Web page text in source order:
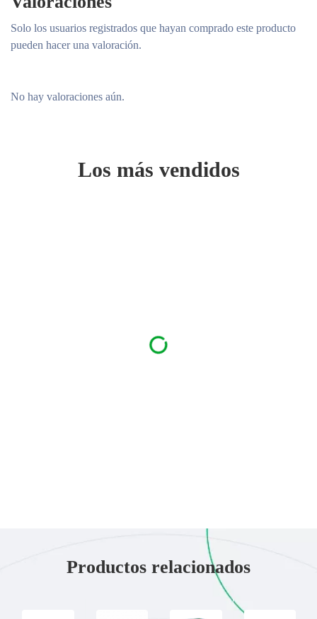
No hay valoraciones aún.
Solo los usuarios registrados que hayan comprado este producto
pueden hacer una valoración.
Los más vendidos
Productos relacionados